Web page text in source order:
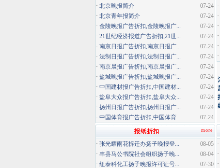
·
·
·
·
·
·
·
·
·
07-24
· 北京晚报简介
07-24
· 北京青年报简介
07-24
· 金陵晚报广告折扣,金陵晚报广...
07-24
· 21世纪经济报道广告折扣,21世...
07-24
· 南京日报广告折扣,南京日报广...
07-24
· 法制日报广告折扣,法制日报广...
07-24
· 南京晨报广告折扣,南京晨报广...
07-24
· 盐城晚报广告折扣,盐城晚报广...
07-24
· 中国建材报广告折扣,中国建材...
07-24
· 盐阜大众报广告折扣,盐阜大众...
07-24
· 扬州日报广告折扣,扬州日报广...
07-24
· 中国体育报广告折扣,中国体育...
more
报纸折扣
08-05
· 张光耀雨花拆迁办扬子晚报登...
08-04
· 丰县马公书院社会组织扬子晚...
07-30
· 纽泰科化工扬子晚报许可证号...